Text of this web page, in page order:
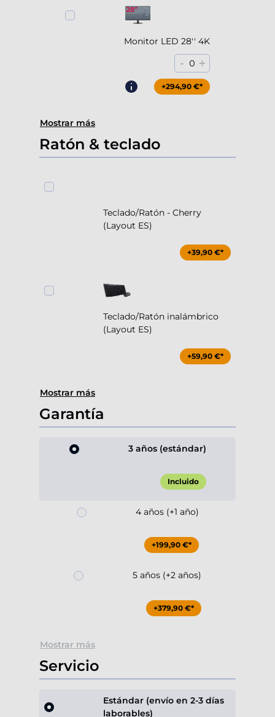
Monitor LED 28'' 4K
- 0 +
+294,90 €*
Mostrar más
Ratón & teclado
Teclado/Ratón - Cherry
(Layout ES)
+39,90 €*
Teclado/Ratón inalámbrico
(Layout ES)
+59,90 €*
Mostrar más
Garantía
3 años (estándar)
Incluido
4 años (+1 año)
+199,90 €*
5 años (+2 años)
+379,90 €*
Mostrar más
Servicio
Estándar (envío en 2-3 días
laborables)